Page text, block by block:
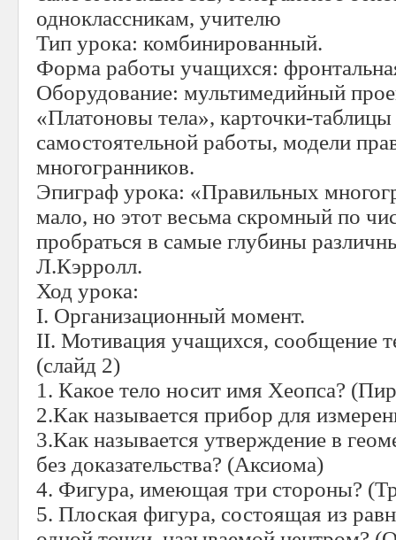
одноклассникам, учителю
Тип урока: комбинированный.
Форма работы учащихся:
Оборудование: мультимедийный
«Платоновы тела», карточки-таблицы
самостоятельной работы, модели
многогранников.
Эпиграф урока: «Правильных
мало, но этот весьма скромный по
пробраться в самые глубины
Л.Кэрролл.
Ход урока:
I. Организационный момент.
II. Мотивация учащихся, сообщение
(слайд 2)
1. Какое тело носит имя Хеопса?
2.Как называется прибор для
3.Как называется утверждение в
без доказательства? (Аксиома)
4. Фигура, имеющая три стороны?
5. Плоская фигура, состоящая из